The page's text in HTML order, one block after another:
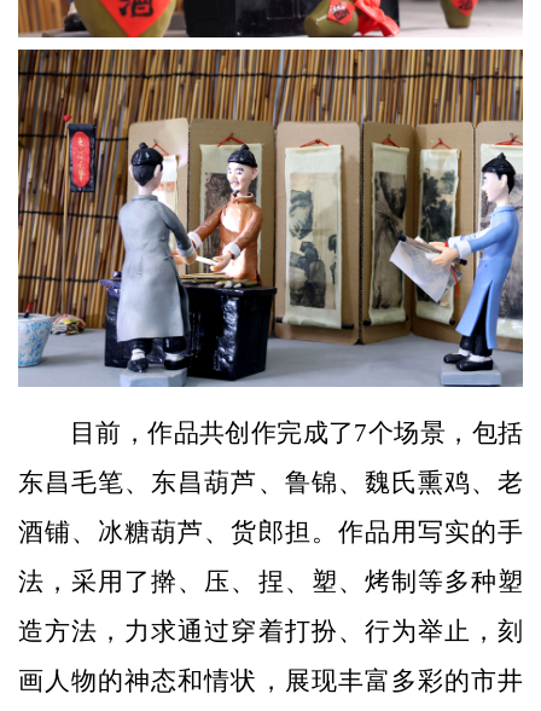
目前，作品共创作完成了7个场景，包括
东昌毛笔、东昌葫芦、鲁锦、魏氏熏鸡、老
酒铺、冰糖葫芦、货郎担。作品用写实的手
法，采用了擀、压、捏、塑、烤制等多种塑
造方法，力求通过穿着打扮、行为举止，刻
画人物的神态和情状，展现丰富多彩的市井